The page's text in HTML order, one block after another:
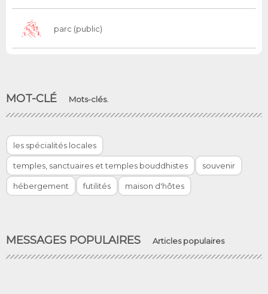
parc (public)
MOT-CLÉ Mots-clés.
les spécialités locales
temples, sanctuaires et temples bouddhistes souvenir
hébergement futilités maison d'hôtes
MESSAGES POPULAIRES Articles populaires